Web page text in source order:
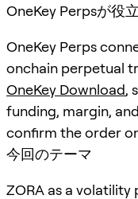
OneKey Perpsが役
OneKey Perps
onchain perpetual
OneKey Download,
funding, margin,
confirm the order
今回のテーマ
ZORA as a